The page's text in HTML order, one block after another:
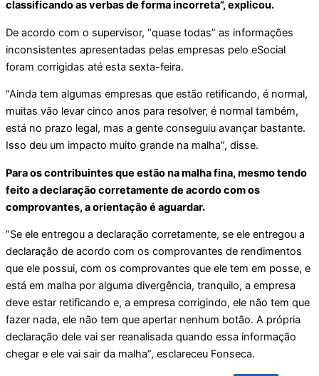
classificando as verbas de forma incorreta”, explicou.
De acordo com o supervisor, “quase todas” as informações
inconsistentes apresentadas pelas empresas pelo eSocial
foram corrigidas até esta sexta-feira.
“Ainda tem algumas empresas que estão retificando, é normal,
muitas vão levar cinco anos para resolver, é normal também,
está no prazo legal, mas a gente conseguiu avançar bastante.
Isso deu um impacto muito grande na malha”, disse.
Para os contribuintes que estão na malha fina, mesmo tendo
feito a declaração corretamente de acordo com os
comprovantes, a orientação é aguardar.
“Se ele entregou a declaração corretamente, se ele entregou a
declaração de acordo com os comprovantes de rendimentos
que ele possui, com os comprovantes que ele tem em posse, e
está em malha por alguma divergência, tranquilo, a empresa
deve estar retificando e, a empresa corrigindo, ele não tem que
fazer nada, ele não tem que apertar nenhum botão. A própria
declaração dele vai ser reanalisada quando essa informação
chegar e ele vai sair da malha”, esclareceu Fonseca.